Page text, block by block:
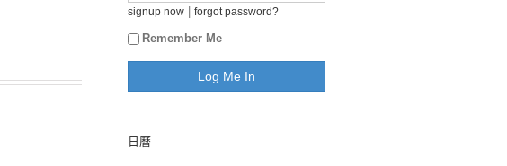
signup now forgot password?
Remember Me
日曆